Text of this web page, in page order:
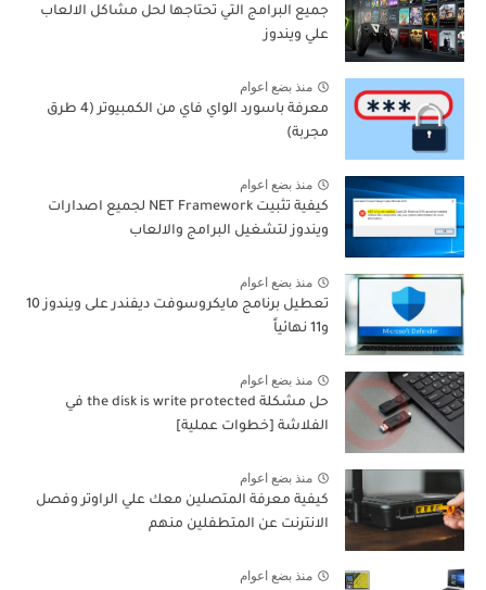
جميع البرامج التي تحتاجها لحل مشاكل الالعاب
علي ويندوز
منذ بضع اعوام
معرفة باسورد الواي فاي من الكمبيوتر (4 طرق
مجربة)
منذ بضع اعوام
كيفية تثبيت NET Framework لجميع اصدارات
ويندوز لتشغيل البرامج والالعاب
منذ بضع اعوام
تعطيل برنامج مايكروسوفت ديفندر على ويندوز 10
و11 نهائياً
منذ بضع اعوام
حل مشكلة the disk is write protected في
الفلاشة [خطوات عملية]
منذ بضع اعوام
كيفية معرفة المتصلين معك علي الراوتر وفصل
الانترنت عن المتطفلين منهم
منذ بضع اعوام